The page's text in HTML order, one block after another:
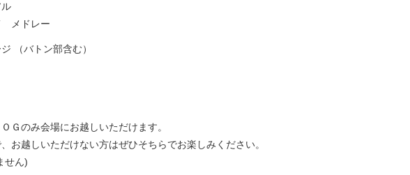
メドレー
（バトン部含む）
Ｇのみ会場にお越しいただけます。
お越しいただけない方はぜひそちらでお楽しみください。
せん)